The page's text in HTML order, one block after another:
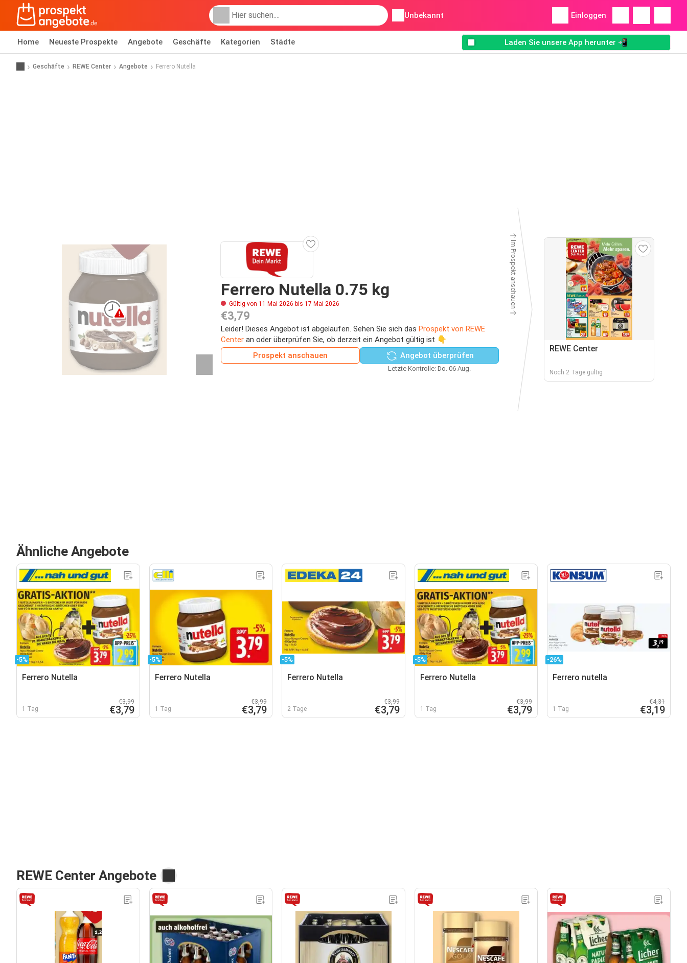
Unbekannt Einloggen
Home Neueste Prospekte Angebote Geschäfte Kategorien Städte Laden Sie unsere App herunter 📲
Geschäfte REWE Center Angebote Ferrero Nutella
Ferrero Nutella 0.75 kg
Gültig von 11 Mai 2026 bis 17 Mai 2026
€3,79
Leider! Dieses Angebot ist abgelaufen. Sehen Sie sich das Prospekt von REWE
Center an oder überprüfen Sie, ob derzeit ein Angebot gültig ist 👇
Prospekt anschauen
Angebot überprüfen
Letzte Kontrolle: Do. 06 Aug.
Im Prospekt anschauen
REWE Center
Noch 2 Tage gültig
Ähnliche Angebote
-5%
Ferrero Nutella
1 Tag
€3,99
€3,79
-5%
Ferrero Nutella
1 Tag
€3,99
€3,79
-5%
Ferrero Nutella
2 Tage
€3,99
€3,79
-5%
Ferrero Nutella
1 Tag
€3,99
€3,79
-26%
Ferrero nutella
1 Tag
€4,31
€3,19
REWE Center Angebote